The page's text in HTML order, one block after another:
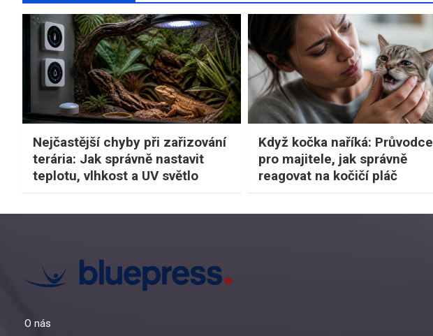
Nejčastější chyby při zařizování
terária: Jak správně nastavit
teplotu, vlhkost a UV světlo
Když kočka naříká: Průvodce
pro majitele, jak správně
reagovat na kočičí pláč
O nás